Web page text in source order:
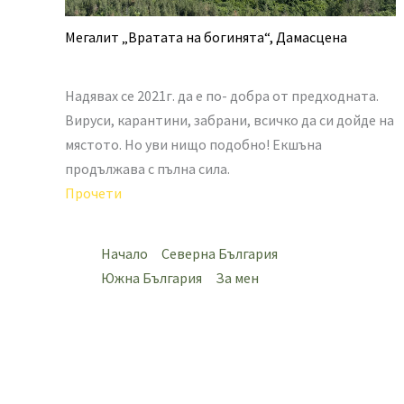
Мегалит „Вратата на богинята“, Дамасцена
Надявах се 2021г. да е по- добра от предходната.
Вируси, карантини, забрани, всичко да си дойде на
мястото. Но уви нищо подобно! Екшъна
продължава с пълна сила.
Прочети
Начало
Северна България
Южна България
За мен